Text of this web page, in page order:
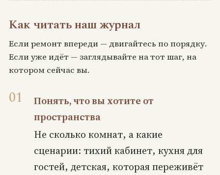
Как читать наш журнал
Если ремонт впереди — двигайтесь по порядку.
Если уже идёт — заглядывайте на тот шаг, на
котором сейчас вы.
Понять, что вы хотите от
пространства
Не сколько комнат, а какие
сценарии: тихий кабинет, кухня для
гостей, детская, которая переживёт